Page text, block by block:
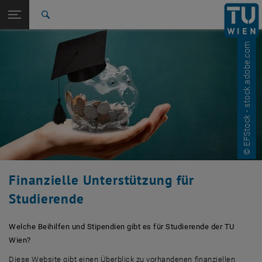
TU Login
Quicklinks
Quicklinks-Menü umschalten
Studium
International
Karriere
Zurück: Subseiten von Student Support auflisten
Zurück zur letzten Ebene:
Student Support
Finanzielle Unterstützung © EFStock - stock.adobe.com
Finanzielle Unterstützung für
Studierende
Welche Beihilfen und Stipendien gibt es für Studierende der TU
Wien?
Diese Website gibt einen Überblick zu vorhandenen finanziellen